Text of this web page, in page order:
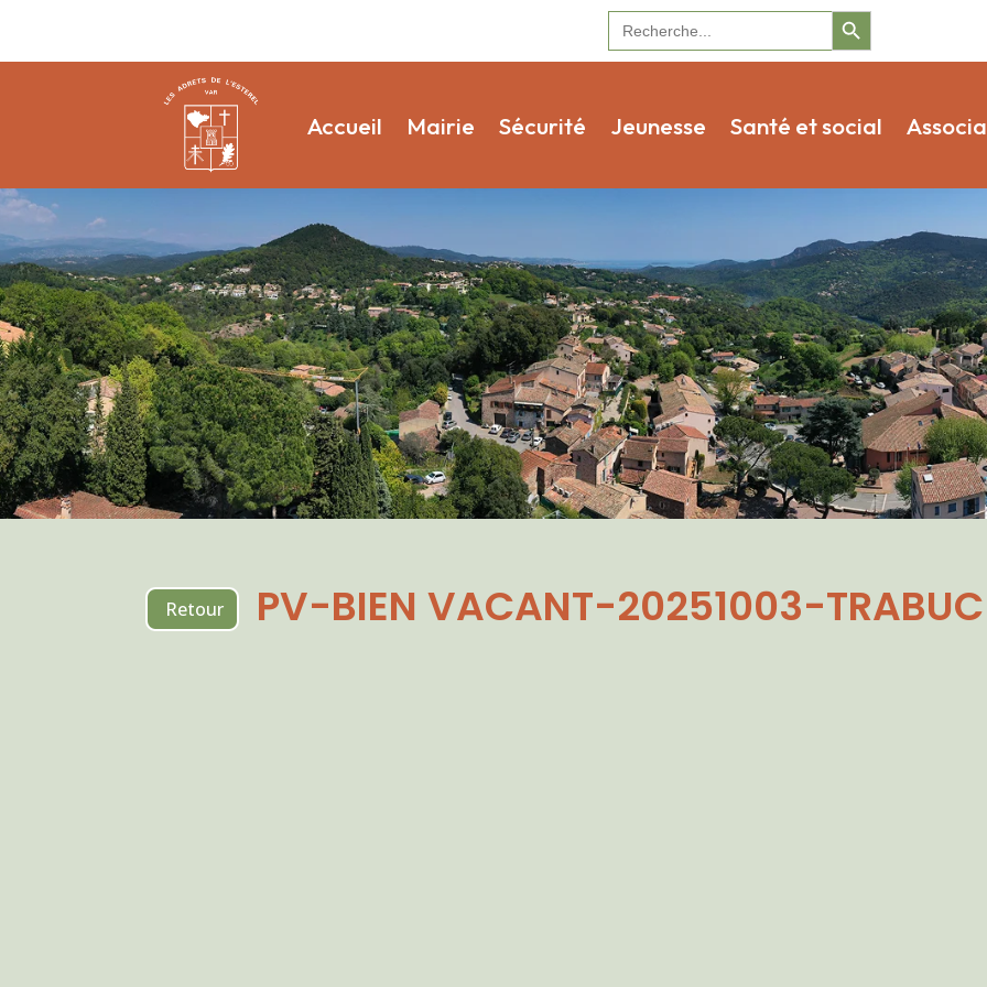
Search
for:
Search Button
Accueil Mairie Sécurité Jeunesse Santé et social
Retour PV-BIEN VACANT-20251003-